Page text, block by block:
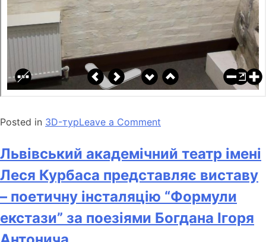
Posted in 3D-турLeave a Comment
Львівський академічний театр імені
Леся Курбаса представляє виставу
– поетичну інсталяцію “Формули
екстази” за поезіями Богдана Ігоря